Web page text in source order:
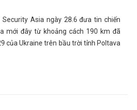
Asia ngày 28.6 đưa tin chiến
mới đây từ khoảng cách 190 km đã
của Ukraine trên bầu trời tỉnh Poltava